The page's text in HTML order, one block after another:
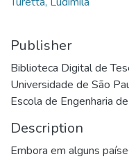
Publisher
Biblioteca Digital de
Universidade de São
Escola de Engenharia
Description
Embora em alguns